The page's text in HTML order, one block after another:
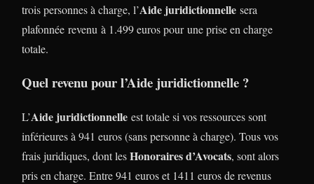
trois personnes à charge, l’Aide juridictionnelle sera
plafonnée revenu à 1.499 euros pour une prise en charge
totale.
Quel revenu pour l’Aide juridictionnelle ?
L’Aide juridictionnelle est totale si vos ressources sont
inférieures à 941 euros (sans personne à charge). Tous vos
frais juridiques, dont lesHonoraires d’Avocats, sont alors
pris en charge. Entre 941 euros et 1411 euros de revenus